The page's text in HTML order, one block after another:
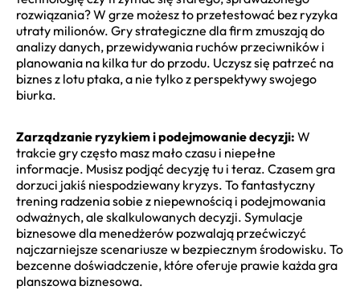
rozwiązania? W grze możesz to przetestować bez ryzyka
utraty milionów. Gry strategiczne dla firm zmuszają do
analizy danych, przewidywania ruchów przeciwników i
planowania na kilka tur do przodu. Uczysz się patrzeć na
biznes z lotu ptaka, a nie tylko z perspektywy swojego
biurka.
Zarządzanie ryzykiem i podejmowanie decyzji: W
trakcie gry często masz mało czasu i niepełne
informacje. Musisz podjąć decyzję tu i teraz. Czasem gra
dorzuci jakiś niespodziewany kryzys. To fantastyczny
trening radzenia sobie z niepewnością i podejmowania
odważnych, ale skalkulowanych decyzji. Symulacje
biznesowe dla menedżerów pozwalają przećwiczyć
najczarniejsze scenariusze w bezpiecznym środowisku. To
bezcenne doświadczenie, które oferuje prawie każda gra
planszowa biznesowa.